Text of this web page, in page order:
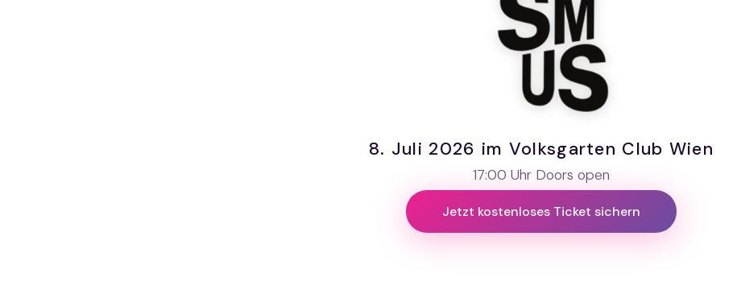
8. Juli 2026 im Volksgarten Club Wien
17:00 Uhr Doors open
Jetzt kostenloses Ticket sichern